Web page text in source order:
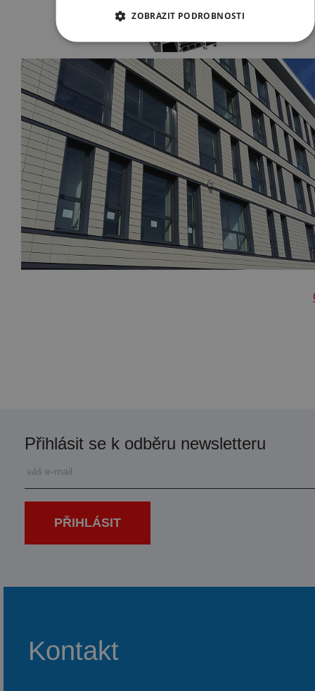
Přihlásit se k odběru newsletteru
PŘIHLÁSIT
Kontakt
ZOBRAZIT PODROBNOSTI